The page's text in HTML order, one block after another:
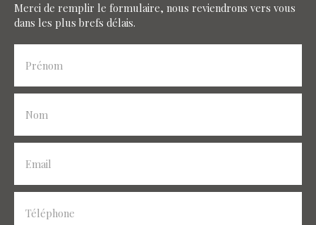
Merci de remplir le formulaire, nous reviendrons vers vous
dans les plus brefs délais.
Prénom
Nom
Email
Téléphone